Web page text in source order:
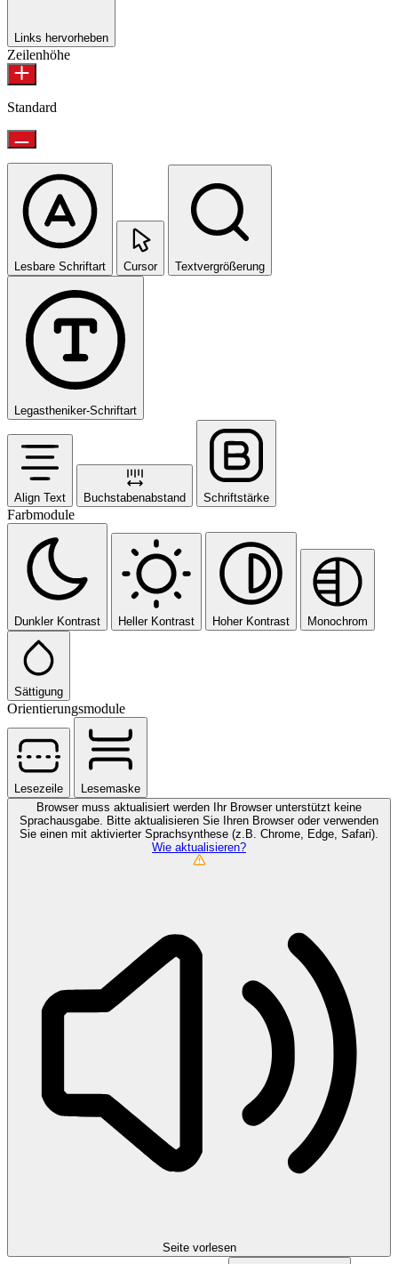
Links hervorheben
Zeilenhöhe
Standard
Lesbare Schriftart Cursor Textvergrößerung
Legastheniker-Schriftart
Align Text Buchstabenabstand Schriftstärke
Farbmodule
Dunkler Kontrast Heller Kontrast Hoher Kontrast Monochrom
Sättigung
Orientierungsmodule
Lesezeile
Lesemaske
Browser muss aktualisiert werden Ihr Browser unterstützt keine
Sprachausgabe. Bitte aktualisieren Sie Ihren Browser oder verwenden
Sie einen mit aktivierter Sprachsynthese (z.B. Chrome, Edge, Safari).
Wie aktualisieren?
Seite vorlesen